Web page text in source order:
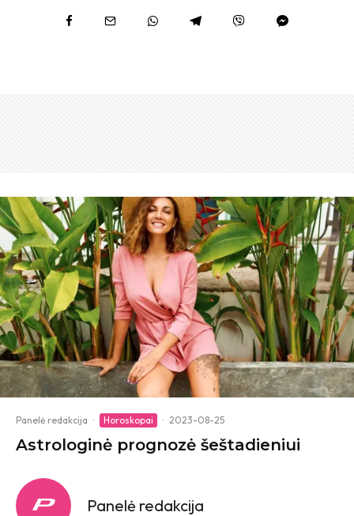
Panelė redakcija · Horoskopai · 2023-08-25
Astrologinė prognozė šeštadieniui
Panelė redakcija